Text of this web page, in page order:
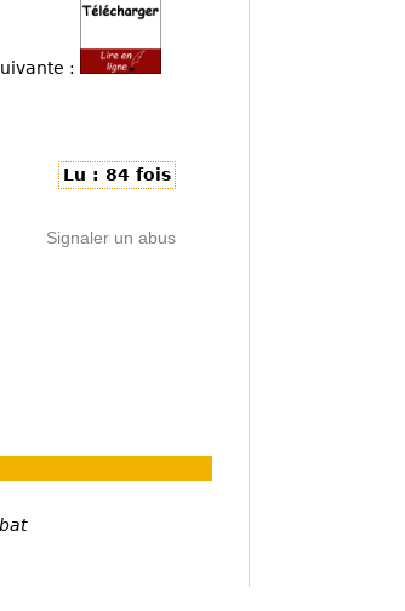
:
Lu : 84 fois
Signaler un abus